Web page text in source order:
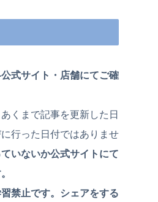
式サイト・店舗にてご確
くまで記事を更新した日
行った日付ではありませ
いないか公式サイトにて
禁止です。シェアをする